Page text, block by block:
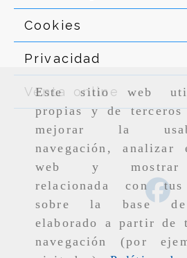
Este sitio web
propias y de terceros
mejorar la
navegación,
web y mostrar
relacionada con tus
sobre la base
elaborado a partir de
navegación (por
Cookies
Privacidad
Venta online